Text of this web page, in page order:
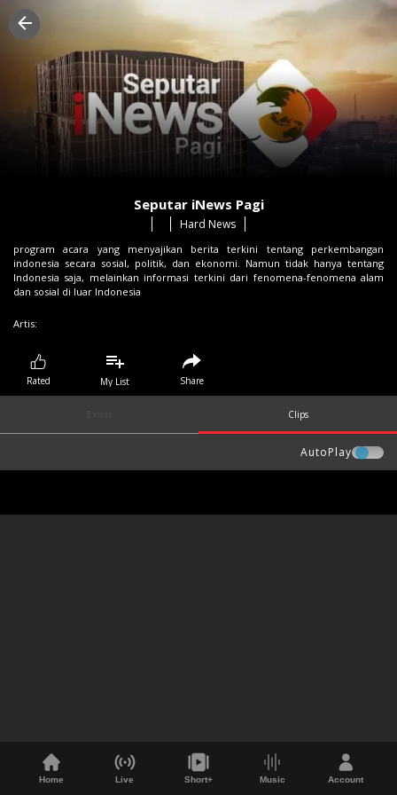
Seputar iNews Pagi
Hard News
program acara yang menyajikan berita terkini tentang perkembangan
indonesia secara sosial, politik, dan ekonomi. Namun tidak hanya tentang
Indonesia saja, melainkan informasi terkini dari fenomena-fenomena alam
dan sosial di luar Indonesia
Artis:
Rated My List Share
Extras Clips
AutoPlay
Home Live Short+ Music Account